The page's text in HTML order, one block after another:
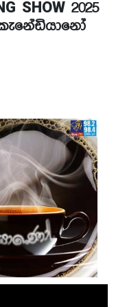
SHOW 2025